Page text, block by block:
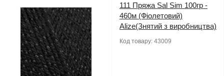
111 Пряжа Sal Sim 100гр -
460м (Фіолетовий)
Alize(Знятий з виробництва)
Код товару: 43009